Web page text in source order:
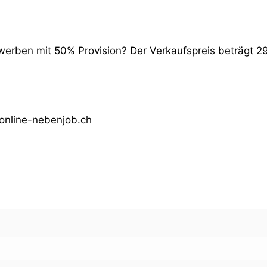
mit 50% Provision? Der Verkaufspreis beträgt
nebenjob.ch